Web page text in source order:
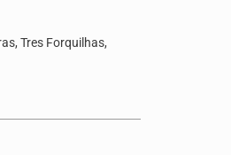
Tres Forquilhas,